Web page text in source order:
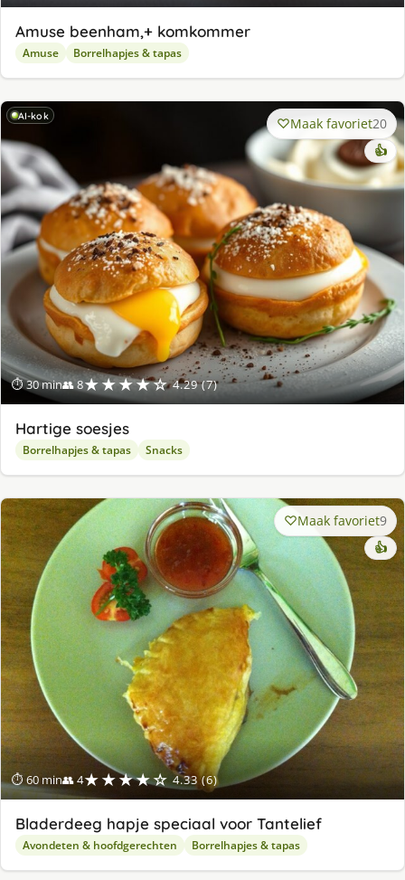
Amuse beenham,+ komkommer
Amuse Borrelhapjes & tapas
AI-kok
⏱ 30 min👥 8★★★★☆ 4.29 (7)
Maak favoriet20
👍
Hartige soesjes
Borrelhapjes & tapas Snacks
⏱ 60 min👥 4★★★★☆ 4.33 (6)
Maak favoriet9
👍
Bladerdeeg hapje speciaal voor Tantelief
Avondeten & hoofdgerechten Borrelhapjes & tapas